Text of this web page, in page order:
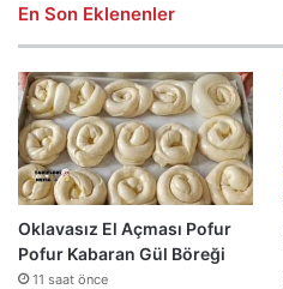
En Son Eklenenler
Oklavasız El Açması Pofur
Pofur Kabaran Gül Böreği
11 saat önce